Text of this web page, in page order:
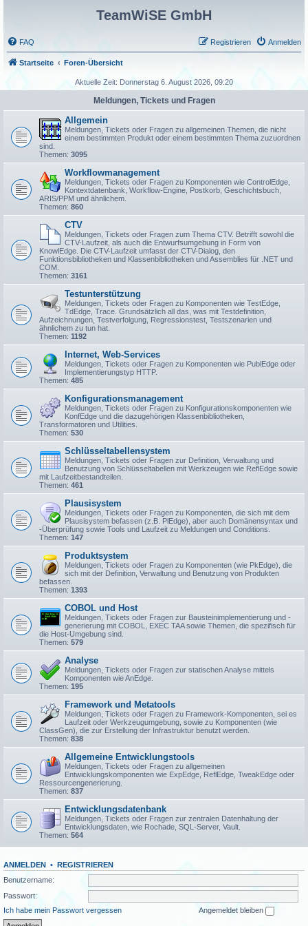
TeamWiSE GmbH
FAQ Anmelden
Registrieren
Startseite Foren-Übersicht
Aktuelle Zeit: Donnerstag 6. August 2026, 09:20
Meldungen, Tickets und Fragen
Allgemein
Meldungen, Tickets oder Fragen zu allgemeinen Themen, die nicht
einem bestimmten Produkt oder einem bestimmten Thema zuzuordnen
sind.
Themen: 3095
Workflowmanagement
Meldungen, Tickets oder Fragen zu Komponenten wie ControlEdge,
Kontextdatenbank, Workflow-Engine, Postkorb, Geschichtsbuch,
ARIS/PPM und ähnlichem.
Themen: 860
CTV
Meldungen, Tickets oder Fragen zum Thema CTV. Betrifft sowohl die
CTV-Laufzeit, als auch die Entwurfsumgebung in Form von
KnowlEdge. Die CTV-Laufzeit umfasst der CTV-Dialog, den
Funktionsbibliotheken und Klassenbibliotheken und Assemblies für .NET und
COM.
Themen: 3161
Testunterstützung
Meldungen, Tickets oder Fragen zu Komponenten wie TestEdge,
TdEdge, Trace. Grundsätzlich all das, was mit Testdefinition,
Aufzeichnungen, Testverfolgung, Regressionstest, Testszenarien und
ähnlichem zu tun hat.
Themen: 1192
Internet, Web-Services
Meldungen, Tickets oder Fragen zu Komponenten wie PublEdge oder
Implementierungstyp HTTP.
Themen: 485
Konfigurationsmanagement
Meldungen, Tickets oder Fragen zu Konfigurationskomponenten wie
KonfEdge und die dazugehörigen Klassenbibliotheken,
Transformatoren und Utilities.
Themen: 530
Schlüsseltabellensystem
Meldungen, Tickets oder Fragen zur Definition, Verwaltung und
Benutzung von Schlüsseltabellen mit Werkzeugen wie ReflEdge sowie
mit Laufzeitbestandteilen.
Themen: 461
Plausisystem
Meldungen, Tickets oder Fragen zu Komponenten, die sich mit dem
Plausisystem befassen (z.B. PlEdge), aber auch Domänensyntax und
-Überprüfung sowie Tools und Laufzeit zu Meldungen und Conditions.
Themen: 147
Produktsystem
Meldungen, Tickets oder Fragen zu Komponenten (wie PkEdge), die
sich mit der Definition, Verwaltung und Benutzung von Produkten
befassen.
Themen: 1393
COBOL und Host
Meldungen, Tickets oder Fragen zur Bausteinimplementierung und -
generierung mit COBOL, EXEC TAA sowie Themen, die spezifisch für
die Host-Umgebung sind.
Themen: 579
Analyse
Meldungen, Tickets oder Fragen zur statischen Analyse mittels
Komponenten wie AnEdge.
Themen: 195
Framework und Metatools
Meldungen, Tickets oder Fragen zu Framework-Komponenten, sei es
Laufzeit oder Werkzeugumgebung, sowie zu Komponenten (wie
ClassGen), die zur Erstellung der Infrastruktur benutzt werden.
Themen: 838
Allgemeine Entwicklungstools
Meldungen, Tickets oder Fragen zu allgemeinen
Entwicklungskomponenten wie ExpEdge, ReflEdge, TweakEdge oder
Ressourcengenerierung.
Themen: 837
Entwicklungsdatenbank
Meldungen, Tickets oder Fragen zur zentralen Datenhaltung der
Entwicklungsdaten, wie Rochade, SQL-Server, Vault.
Themen: 564
ANMELDEN • REGISTRIEREN
Benutzername:
Passwort:
Ich habe mein Passwort vergessen
Angemeldet bleiben